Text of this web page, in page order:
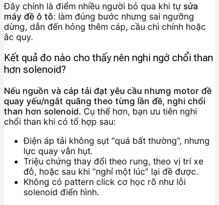
Đây chính là điểm nhiều người bỏ qua khi tự sửa
máy đề ô tô: làm đúng bước nhưng sai ngưỡng
dừng, dẫn đến hỏng thêm cáp, cầu chì chính hoặc
ắc quy.
Kết quả đo nào cho thấy nên nghi ngờ chổi than
hơn solenoid?
Nếu nguồn và cáp tải đạt yêu cầu nhưng motor đề
quay yếu/ngắt quãng theo từng lần đề, nghi chổi
than hơn solenoid. Cụ thể hơn, bạn ưu tiên nghi
chổi than khi có tổ hợp sau:
Điện áp tải không sụt “quá bất thường”, nhưng
lực quay vẫn hụt.
Triệu chứng thay đổi theo rung, theo vị trí xe
đỗ, hoặc sau khi “nghỉ một lúc” lại đề được.
Không có pattern click cơ học rõ như lỗi
solenoid điển hình.